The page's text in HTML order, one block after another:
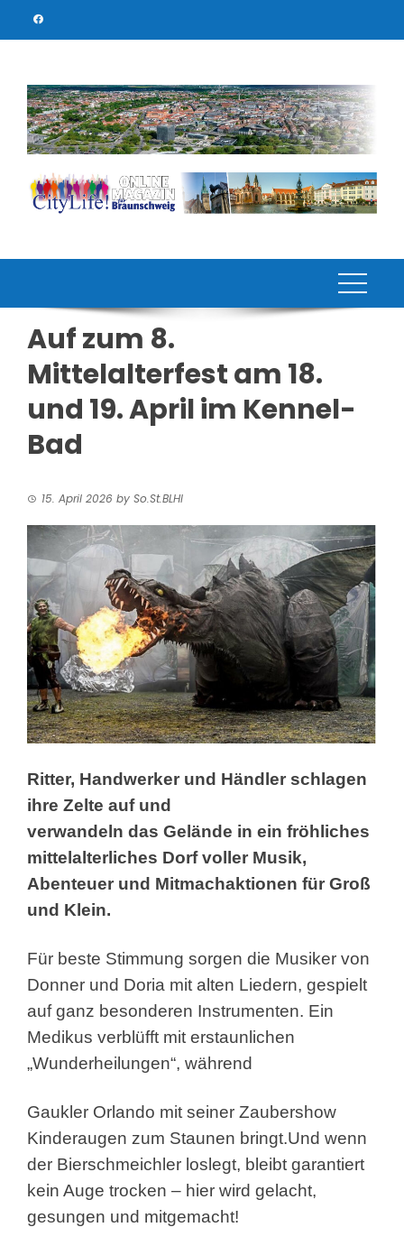
Auf zum 8.
Mittelalterfest am 18.
und 19. April im Kennel-
Bad
15. April 2026 by So.St.BLHI
Ritter, Handwerker und Händler schlagen
ihre Zelte auf und
verwandeln das Gelände in ein fröhliches
mittelalterliches Dorf voller Musik,
Abenteuer und Mitmachaktionen für Groß
und Klein.
Für beste Stimmung sorgen die Musiker von
Donner und Doria mit alten Liedern, gespielt
auf ganz besonderen Instrumenten. Ein
Medikus verblüfft mit erstaunlichen
„Wunderheilungen“, während
Gaukler Orlando mit seiner Zaubershow
Kinderaugen zum Staunen bringt.Und wenn
der Bierschmeichler loslegt, bleibt garantiert
kein Auge trocken – hier wird gelacht,
gesungen und mitgemacht!